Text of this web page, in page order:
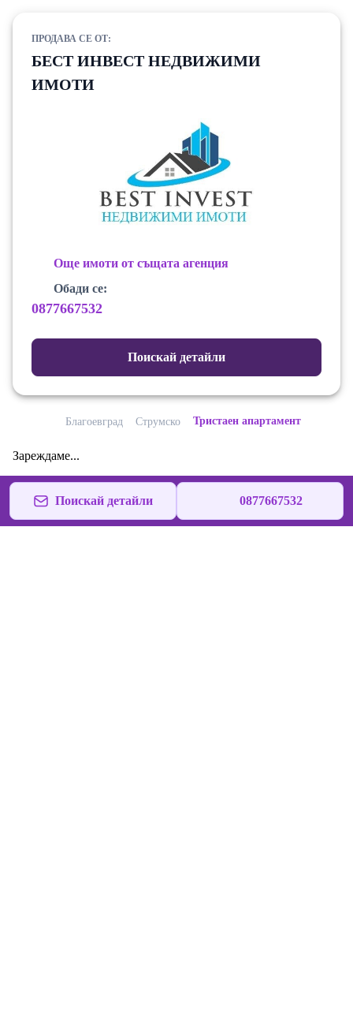
ПРОДАВА СЕ ОТ:
БЕСТ ИНВЕСТ НЕДВИЖИМИ
ИМОТИ
Още имоти от същата агенция
Обади се:
0877667532
Поискай детайли
Благоевград Струмско Тристаен апартамент
Зареждаме...
Поискай детайли 0877667532